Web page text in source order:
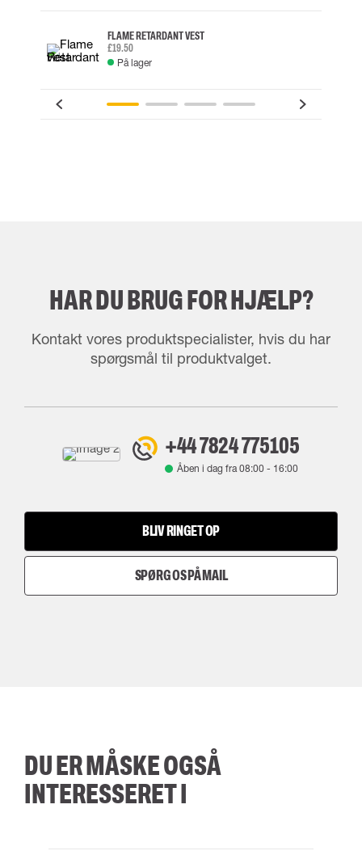
FLAME RETARDANT VEST
£19.50
På lager
HAR DU BRUG FOR HJÆLP?
Kontakt vores produktspecialister, hvis du har
spørgsmål til produktvalget.
+44 7824 775105
Åben i dag fra08:00- 16:00
BLIV RINGET OP
SPØRG OS PÅ MAIL
DU ER MÅSKE OGSÅ
INTERESSERET I